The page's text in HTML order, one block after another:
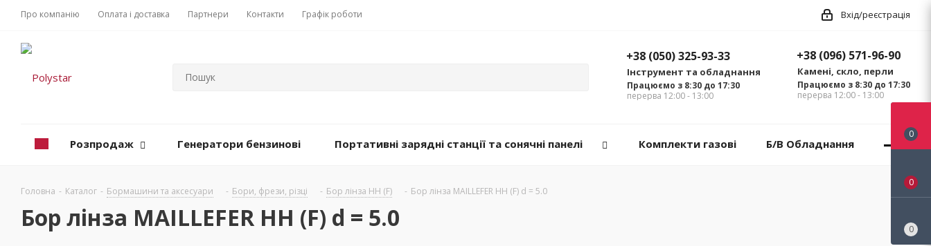
Про компанію Оплата і доставка Партнери Контакти Графік роботи Вхід/реєстрація
+38 (096) 571-96-90
Камені, скло, перли
Працюємо з 8:30 до 17:30
перерва 12:00 - 13:00
+38 (050) 325-93-33
Інструмент та обладнання
Працюємо з 8:30 до 17:30
перерва 12:00 - 13:00
Розпродаж Генератори бензинові Портативні зарядні станції та сонячні панелі Комплекти газові Б/В Обладнання
Головна - Каталог - Бормашини та аксесуари - Бори, фрези, різці - Бор лінза НН (F) - Бор лінза MAILLEFER НН (F) d = 5.0
Бор лінза MAILLEFER НН (F) d = 5.0
0
0
0